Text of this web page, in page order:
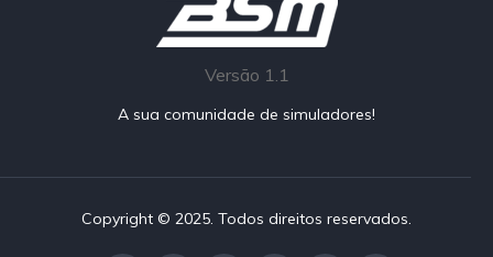
Versão 1.1
A sua comunidade de simuladores!
Copyright © 2025. Todos direitos reservados.